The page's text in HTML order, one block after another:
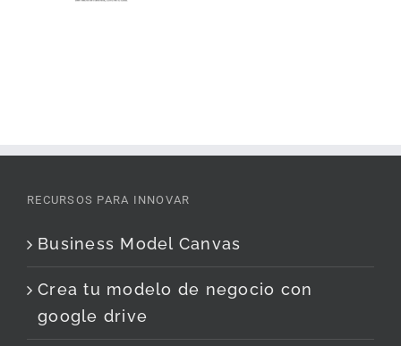
RECURSOS PARA INNOVAR
Business Model Canvas
Crea tu modelo de negocio con
google drive